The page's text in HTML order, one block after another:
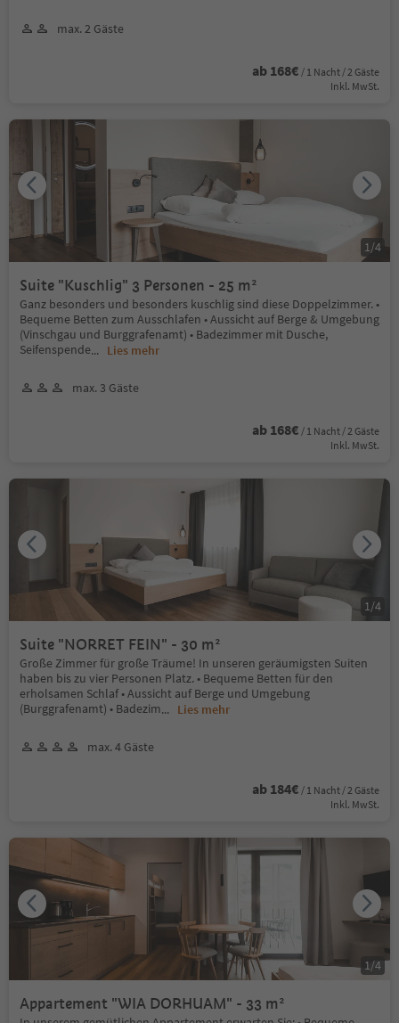
max. 2 Gäste
ab 168€ / 1 Nacht / 2 Gäste
Inkl. MwSt.
Suite "Kuschlig" 3 Personen - 25 m²
Ganz besonders und besonders kuschlig sind diese Doppelzimmer. •
Bequeme Betten zum Ausschlafen • Aussicht auf Berge & Umgebung
(Vinschgau und Burggrafenamt) • Badezimmer mit Dusche,
Seifenspende... Lies mehr
max. 3 Gäste
ab 168€ / 1 Nacht / 2 Gäste
Inkl. MwSt.
1 /4
Suite "NORRET FEIN" - 30 m²
Große Zimmer für große Träume! In unseren geräumigsten Suiten
haben bis zu vier Personen Platz. • Bequeme Betten für den
erholsamen Schlaf • Aussicht auf Berge und Umgebung
(Burggrafenamt) • Badezim... Lies mehr
max. 4 Gäste
ab 184€ / 1 Nacht / 2 Gäste
Inkl. MwSt.
1 /4
Appartement "WIA DORHUAM" - 33 m²
1/4